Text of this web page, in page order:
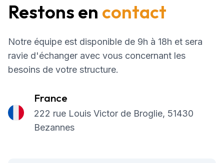
Restons en contact
Notre équipe est disponible de 9h à 18h et sera
ravie d'échanger avec vous concernant les
besoins de votre structure.
France
222 rue Louis Victor de Broglie, 51430
Bezannes